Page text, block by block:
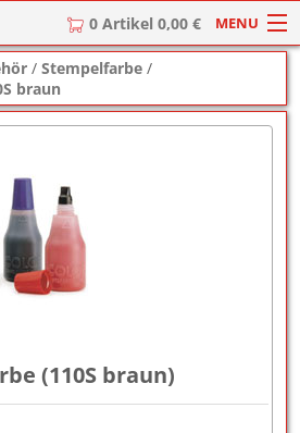
0 Artikel 0,00 € MENU
/Stempelfarbe /
braun
(110S braun)